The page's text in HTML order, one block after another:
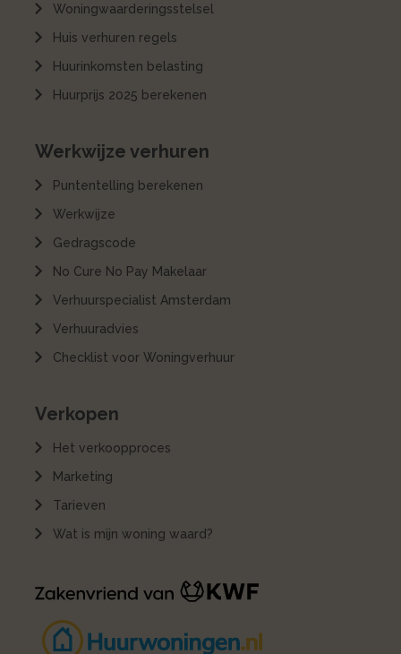
Woningwaarderingsstelsel
Huis verhuren regels
Huurinkomsten belasting
Huurprijs 2025 berekenen
Werkwijze verhuren
Puntentelling berekenen
Werkwijze
Gedragscode
No Cure No Pay Makelaar
Verhuurspecialist Amsterdam
Verhuuradvies
Checklist voor Woningverhuur
Verkopen
Het verkoopproces
Marketing
Tarieven
Wat is mijn woning waard?